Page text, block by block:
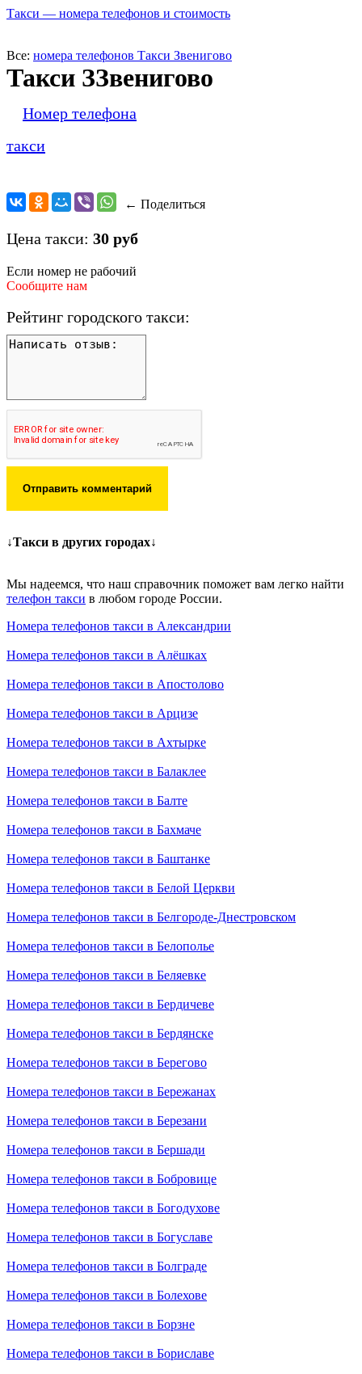
Такси — номера телефонов и стоимость
Все: номера телефонов Такси Звенигово
Такси ЗЗвенигово
Номер телефона
такси
← Поделиться
Цена такси: 30 руб
Если номер не рабочий
Сообщите нам
Рейтинг городского такси:
Отправить комментарий
↓Такси в других городах↓
Мы надеемся, что наш справочник поможет вам легко найти
телефон такси в любом городе России.
Номера телефонов такси в Александрии
Номера телефонов такси в Алёшках
Номера телефонов такси в Апостолово
Номера телефонов такси в Арцизе
Номера телефонов такси в Ахтырке
Номера телефонов такси в Балаклее
Номера телефонов такси в Балте
Номера телефонов такси в Бахмаче
Номера телефонов такси в Баштанке
Номера телефонов такси в Белой Церкви
Номера телефонов такси в Белгороде-Днестровском
Номера телефонов такси в Белополье
Номера телефонов такси в Беляевке
Номера телефонов такси в Бердичеве
Номера телефонов такси в Бердянске
Номера телефонов такси в Берегово
Номера телефонов такси в Бережанах
Номера телефонов такси в Березани
Номера телефонов такси в Бершади
Номера телефонов такси в Бобровице
Номера телефонов такси в Богодухове
Номера телефонов такси в Богуславе
Номера телефонов такси в Болграде
Номера телефонов такси в Болехове
Номера телефонов такси в Борзне
Номера телефонов такси в Бориславе